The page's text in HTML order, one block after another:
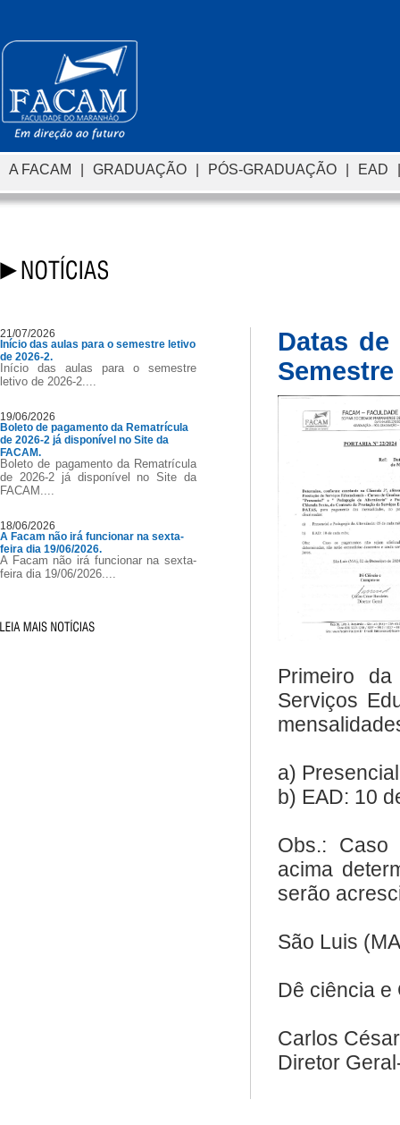
A FACAM | GRADUAÇÃO | PÓS-GRADUAÇÃO | EAD |
21/07/2026
Início das aulas para o semestre letivo
de 2026-2.
Início das aulas para o semestre
letivo de 2026-2....
19/06/2026
Boleto de pagamento da Rematrícula
de 2026-2 já disponível no Site da
FACAM.
Boleto de pagamento da Rematrícula
de 2026-2 já disponível no Site da
FACAM....
18/06/2026
A Facam não irá funcionar na sexta-
feira dia 19/06/2026.
A Facam não irá funcionar na sexta-
feira dia 19/06/2026....
Datas
Semestre
Primeiro
Serviços
a)
b) EAD: 10
Obs.: Caso
acima
serão
São Luis
Dê ciência e
Carlos
Diretor